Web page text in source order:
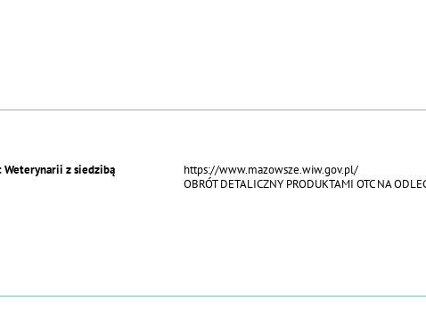
Weterynarii z siedzibą
https://www.mazowsze.wiw.gov.pl/
OBRÓT DETALICZNY PRODUKTAMI OTC NA